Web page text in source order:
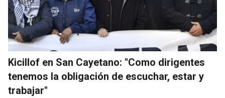
Kicillof en San Cayetano: "Como dirigentes
tenemos la obligación de escuchar, estar y
trabajar"